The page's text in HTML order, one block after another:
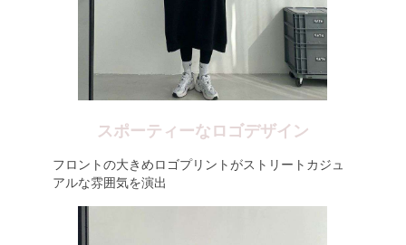
スポーティーなロゴデザイン
フロントの大きめロゴプリントがストリートカジュ
アルな雰囲気を演出